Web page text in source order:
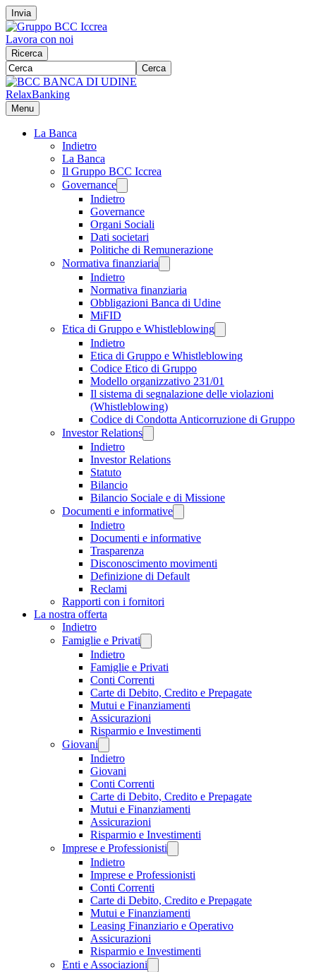
Invia
Lavora con noi
Ricerca
Cerca
RelaxBanking
Menu
La Banca
Indietro
La Banca
Il Gruppo BCC Iccrea
Governance
Indietro
Governance
Organi Sociali
Dati societari
Politiche di Remunerazione
Normativa finanziaria
Indietro
Normativa finanziaria
Obbligazioni Banca di Udine
MiFID
Etica di Gruppo e Whistleblowing
Indietro
Etica di Gruppo e Whistleblowing
Codice Etico di Gruppo
Modello organizzativo 231/01
Il sistema di segnalazione delle violazioni
(Whistleblowing)
Codice di Condotta Anticorruzione di Gruppo
Investor Relations
Indietro
Investor Relations
Statuto
Bilancio
Bilancio Sociale e di Missione
Documenti e informative
Indietro
Documenti e informative
Trasparenza
Disconoscimento movimenti
Definizione di Default
Reclami
Rapporti con i fornitori
La nostra offerta
Indietro
Famiglie e Privati
Indietro
Famiglie e Privati
Conti Correnti
Carte di Debito, Credito e Prepagate
Mutui e Finanziamenti
Assicurazioni
Risparmio e Investimenti
Giovani
Indietro
Giovani
Conti Correnti
Carte di Debito, Credito e Prepagate
Mutui e Finanziamenti
Assicurazioni
Risparmio e Investimenti
Imprese e Professionisti
Indietro
Imprese e Professionisti
Conti Correnti
Carte di Debito, Credito e Prepagate
Mutui e Finanziamenti
Leasing Finanziario e Operativo
Assicurazioni
Risparmio e Investimenti
Enti e Associazioni